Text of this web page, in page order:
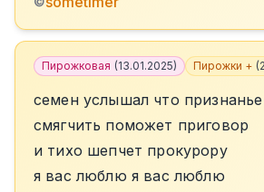
Пирожковая (13.01.2025) Пирожки + (
семен услышал что признанье
смягчить поможет приговор
и тихо шепчет прокурору
я вас люблю я вас люблю